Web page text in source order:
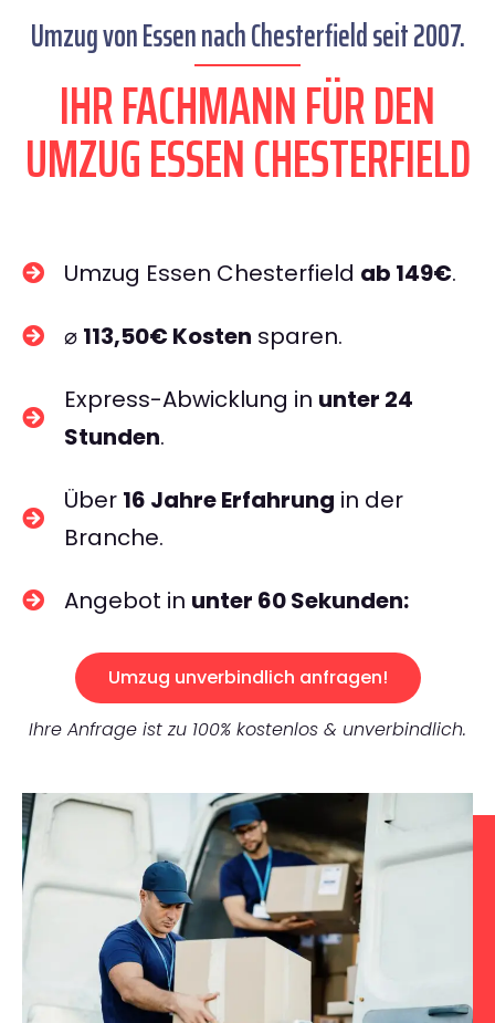
Umzug von Essen nach Chesterfield seit 2007.
IHR FACHMANN FÜR DEN
UMZUG ESSEN CHESTERFIELD
Umzug Essen Chesterfield ab 149€.
⌀ 113,50€ Kosten sparen.
Express-Abwicklung in unter 24
Stunden.
Über 16 Jahre Erfahrung in der
Branche.
Angebot in unter 60 Sekunden:
Umzug unverbindlich anfragen!
Ihre Anfrage ist zu 100% kostenlos & unverbindlich.